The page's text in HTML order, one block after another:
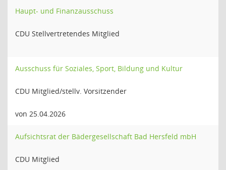
Haupt- und Finanzausschuss
CDU Stellvertretendes Mitglied
Ausschuss für Soziales, Sport, Bildung und Kultur
CDU Mitglied/stellv. Vorsitzender
von 25.04.2026
Aufsichtsrat der Bädergesellschaft Bad Hersfeld mbH
CDU Mitglied